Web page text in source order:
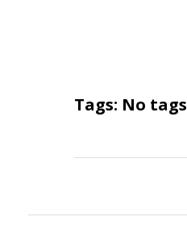
Tags: No tags